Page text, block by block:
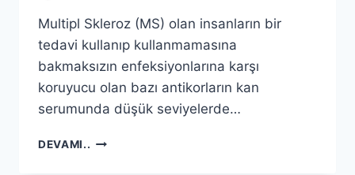
Multipl Skleroz (MS) olan insanların bir
tedavi kullanıp kullanmamasına
bakmaksızın enfeksiyonlarına karşı
koruyucu olan bazı antikorların kan
serumunda düşük seviyelerde…
DEVAMI.. MS’LI